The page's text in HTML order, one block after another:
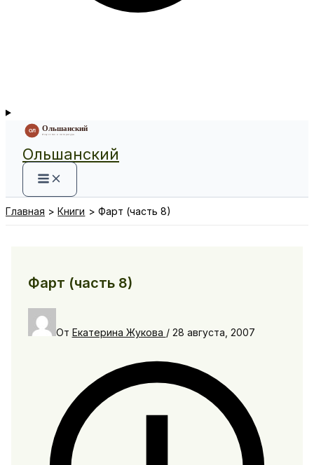
Ольшанский
Главная Книги Фарт (часть 8)
Фарт (часть 8)
От Екатерина Жукова / 28 августа, 2007